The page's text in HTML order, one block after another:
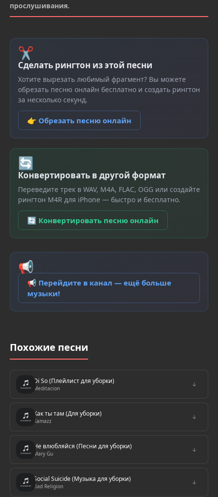
прослушивания.
✂
Сделать рингтон из этой песни
Хотите вырезать любимый фрагмент? Вы можете
обрезать песню онлайн бесплатно и создать рингтон
за несколько секунд.
👉 Обрезать песню онлайн
🔄
Конвертировать в другой формат
Переведите трек в WAV, M4A, FLAC, OGG или создайте
рингтон M4R для iPhone — быстро и бесплатно.
🔄 Конвертировать песню онлайн
📢
📢 Перейдите в канал — ещё больше
музыки!
Похожие песни
Di So (Плейлист для уборки)
Meditacion
↓
Как ты там (Для уборки)
Kamazz
↓
Не влюбляйся (Песни для уборки)
Mary Gu
↓
Social Suicide (Музыка для уборки)
Bad Religion
↓